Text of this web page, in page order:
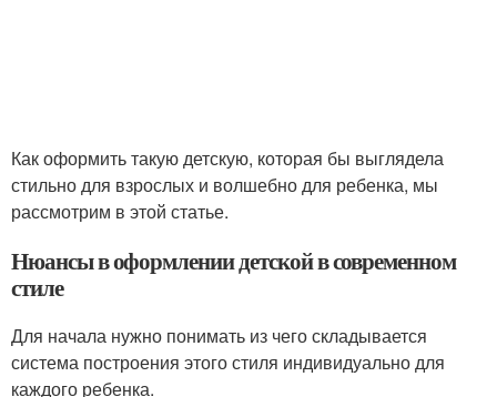
Как оформить такую детскую, которая бы выглядела
стильно для взрослых и волшебно для ребенка, мы
рассмотрим в этой статье.
Нюансы в оформлении детской в современном
стиле
Для начала нужно понимать из чего складывается
система построения этого стиля индивидуально для
каждого ребенка.